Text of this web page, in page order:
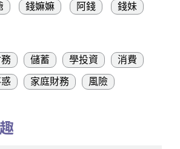
錢嫲嫲 阿錢 錢妹
儲蓄 學投資
消費
家庭財務
風險